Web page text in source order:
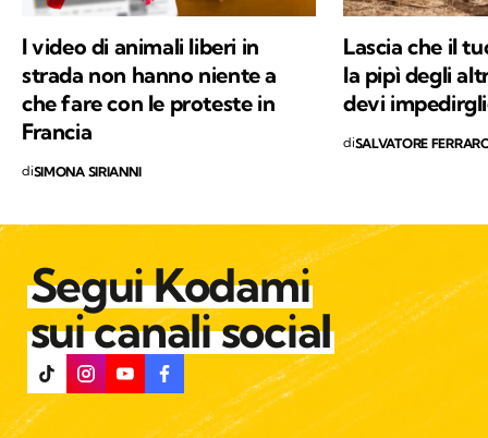
I video di animali liberi in
strada non hanno niente a
che fare con le proteste in
Francia
diSIMONA SIRIANNI
Lascia che il
la pipì degli
devi
diSALVATORE
Segui Kodami
sui canali social